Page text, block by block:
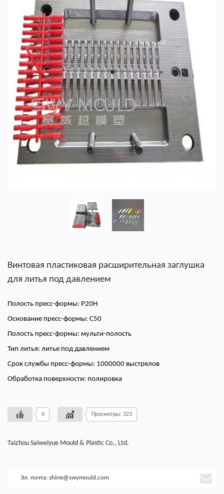
Винтовая пластиковая расширительная заглушка
для литья под давлением
Полость пресс-формы: P20H
Основание пресс-формы: C50
Полость пресс-формы: мульти-полость
Тип литья: литье под давлением
Срок службы пресс-формы: 1000000 выстрелов
Обработка поверхности: полировка
0 Просмотры: 323
Taizhou Saiweiyue Mould & Plastic Co., Ltd.
Эл. почта: shine@swymould.com